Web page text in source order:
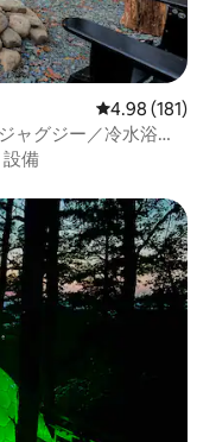
レビュー181
4.98 (181)
ャグジー／冷水浴槽
備